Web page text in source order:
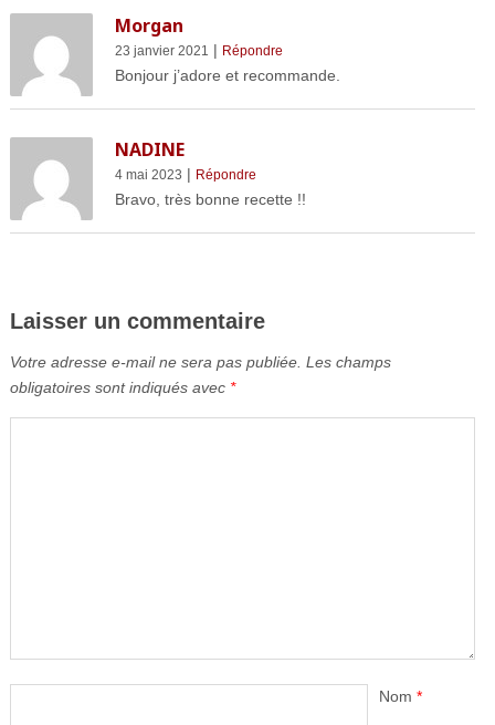
Morgan
23 janvier 2021 | Répondre
Bonjour j’adore et recommande.
NADINE
4 mai 2023 | Répondre
Bravo, très bonne recette !!
Laisser un commentaire
Votre adresse e-mail ne sera pas publiée. Les champs
obligatoires sont indiqués avec *
Nom *